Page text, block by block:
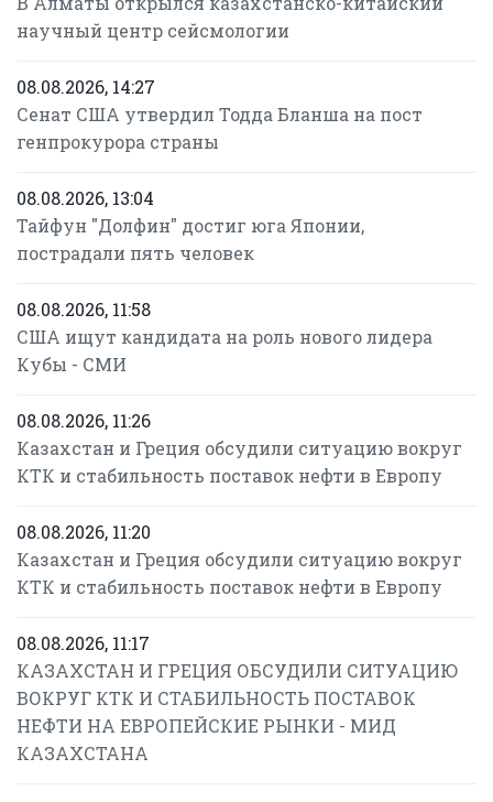
научный центр сейсмологии
08.08.2026, 14:27
Сенат США утвердил Тодда Бланша на пост
генпрокурора страны
08.08.2026, 13:04
Тайфун "Долфин" достиг юга Японии,
пострадали пять человек
08.08.2026, 11:58
США ищут кандидата на роль нового лидера
Кубы - СМИ
08.08.2026, 11:26
Казахстан и Греция обсудили ситуацию вокруг
КТК и стабильность поставок нефти в Европу
08.08.2026, 11:20
Казахстан и Греция обсудили ситуацию вокруг
КТК и стабильность поставок нефти в Европу
08.08.2026, 11:17
КАЗАХСТАН И ГРЕЦИЯ ОБСУДИЛИ СИТУАЦИЮ
ВОКРУГ КТК И СТАБИЛЬНОСТЬ ПОСТАВОК
НЕФТИ НА ЕВРОПЕЙСКИЕ РЫНКИ - МИД
КАЗАХСТАНА